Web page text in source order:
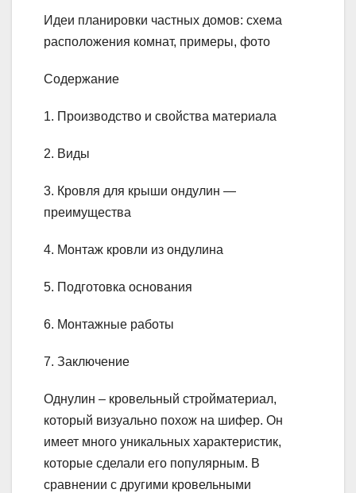
Идеи планировки частных домов: схема
расположения комнат, примеры, фото
Содержание
1. Производство и свойства материала
2. Виды
3. Кровля для крыши ондулин —
преимущества
4. Монтаж кровли из ондулина
5. Подготовка основания
6. Монтажные работы
7. Заключение
Однулин – кровельный стройматериал,
который визуально похож на шифер. Он
имеет много уникальных характеристик,
которые сделали его популярным. В
сравнении с другими кровельными